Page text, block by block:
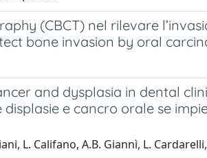
(CBCT) nel rilevare
bone invasion by oral
and dysplasia in dental
e cancro orale se
L. Califano, A.B. Giannì, L.